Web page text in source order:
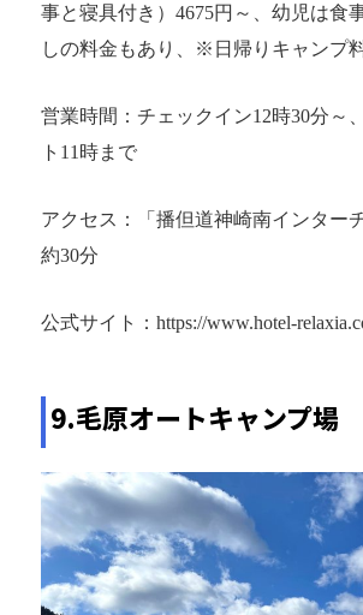
事と寝具付き）4675円～、幼児は食
しの料金もあり、※日帰りキャンプ
営業時間：チェックイン12時30分～
ト11時まで
アクセス：「播但道神崎南インター
約30分
公式サイト：https://www.hotel-
9.毛原オートキャンプ場